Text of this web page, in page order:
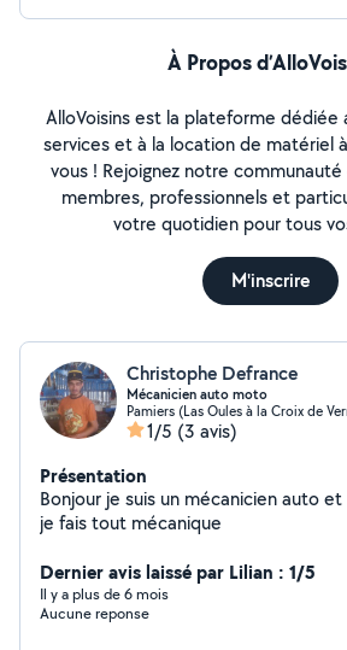
À Propos
AlloVoisins est la plateforme dédiée
services et à la location de matériel
vous ! Rejoignez notre
membres, professionnels et
votre quotidien pour tous
M'inscrire
Christophe Defrance
Mécanicien auto moto
Pamiers (Las Oules à la Croix de
1/5 (3 avis)
Présentation
Bonjour je suis un mécanicien auto
je fais tout mécanique
Dernier avis laissé par Lilian : 1/5
Il y a plus de 6 mois
Aucune reponse